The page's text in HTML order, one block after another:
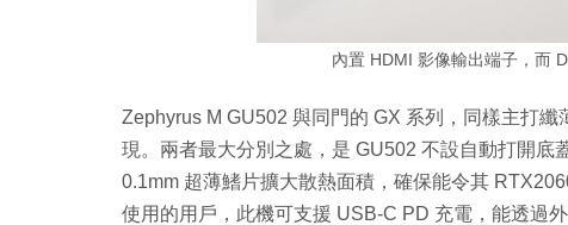
內置 HDMI 影像輸出端子，而
Zephyrus M GU502 與同門的 GX 系列，同樣主打
現。兩者最大分別之處，是 GU502 不設自動打開底
0.1mm 超薄鰭片擴大散熱面積，確保能令其
使用的用戶，此機可支援 USB-C PD 充電，能透過